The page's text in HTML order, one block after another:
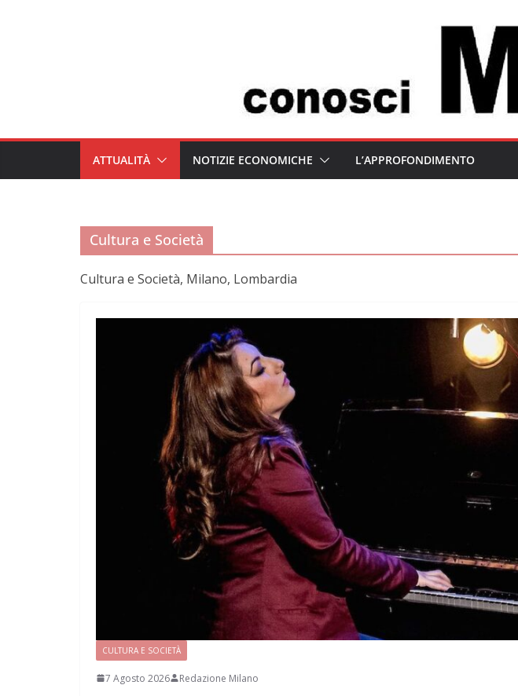
ATTUALITÀ NOTIZIE ECONOMICHE L’APPROFONDIMENTO
Cultura e Società
Cultura e Società, Milano, Lombardia
CULTURA E SOCIETÀ
7 Agosto 2026 Redazione Milano